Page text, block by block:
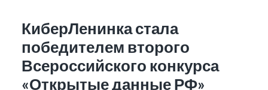
КиберЛенинка стала
победителем второго
Всероссийского конкурса
«Открытые данные РФ»